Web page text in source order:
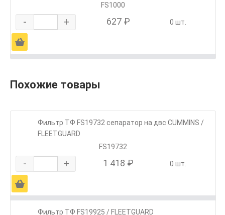
FS1000
- + 627 ₽ 0 шт.
Ä
Похожие товары
Фильтр ТФ FS19732 сепаратор на двc CUMMINS /
FLEETGUARD
FS19732
- + 1 418 ₽ 0 шт.
Ä
Фильтр ТФ FS19925 / FLEETGUARD